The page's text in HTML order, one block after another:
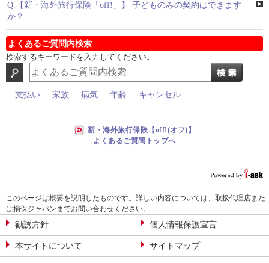
Q. 【新・海外旅行保険「off!」】 子どものみの契約はできます
か？
よくあるご質問内検索
検索するキーワードを入力してください。
支払い 家族 病気 年齢 キャンセル
新・海外旅行保険【off!(オフ)】
よくあるご質問トップへ
このページは概要を説明したものです。詳しい内容については、取扱代理店また
は損保ジャパンまでお問い合わせください。
勧誘方針 個人情報保護宣言
本サイトについて サイトマップ